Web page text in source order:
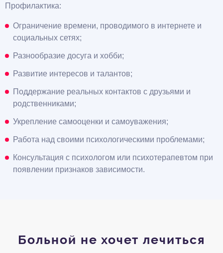
Профилактика:
Ограничение времени, проводимого в интернете и
социальных сетях;
Разнообразие досуга и хобби;
Развитие интересов и талантов;
Поддержание реальных контактов с друзьями и
родственниками;
Укрепление самооценки и самоуважения;
Работа над своими психологическими проблемами;
Консультация с психологом или психотерапевтом при
появлении признаков зависимости.
Больной не хочет лечиться